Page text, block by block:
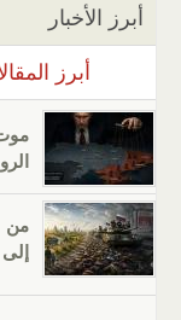
أبرز الأخبار
أبرز
من